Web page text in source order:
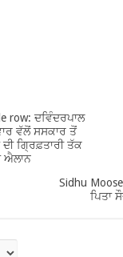
row: ਦਵਿੰਦਰਪਾਲ
ਵੱਲੋਂ ਸਸਕਾਰ ਤੋਂ
ਗ੍ਰਿਫ਼ਤਾਰੀ ਤੱਕ
ਐਲਾਨ
Sidhu
ਪਿਤਾ